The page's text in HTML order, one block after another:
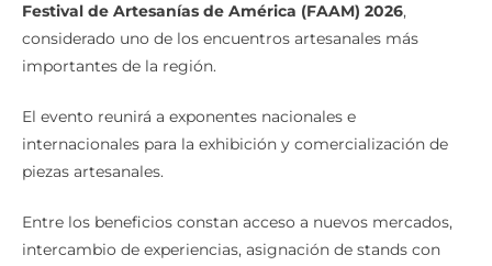
Festival de Artesanías de América (FAAM) 2026,
considerado uno de los encuentros artesanales más
importantes de la región.
El evento reunirá a exponentes nacionales e
internacionales para la exhibición y comercialización de
piezas artesanales.
Entre los beneficios constan acceso a nuevos mercados,
intercambio de experiencias, asignación de stands con